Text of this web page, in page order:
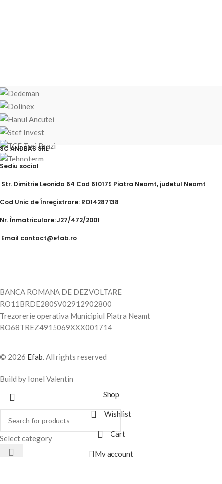
SC ANDBAS SRL
Sediu social
Str. Dimitrie Leonida 64 Cod 610179 Piatra Neamt, judetul Neamt
Cod Unic de Înregistrare: RO14287138
Nr. Înmatriculare: J27/472/2001
Email contact@efab.ro
BANCA ROMANA DE DEZVOLTARE
RO11BRDE280SV02912902800
Trezorerie operativa Municipiul Piatra Neamt
RO68TREZ4915069XXX001714
© 2026 Efab. All rights reserved
Build by Ionel Valentin
Select category
Shop
Wishlist
Cart
My account